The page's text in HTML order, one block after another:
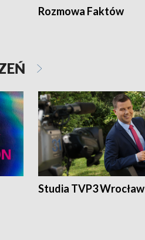
Rozmowa Faktów
Studia TVP3 Wrocław